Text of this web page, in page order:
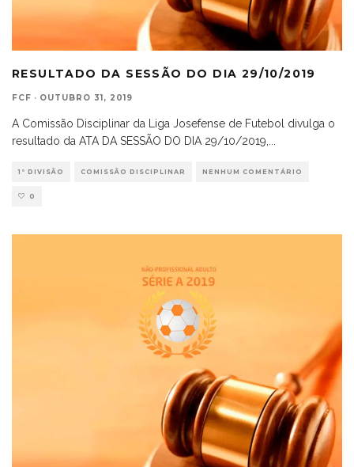
RESULTADO DA SESSÃO DO DIA 29/10/2019
FCF · OUTUBRO 31, 2019
A Comissão Disciplinar da Liga Josefense de Futebol divulga o
resultado da ATA DA SESSÃO DO DIA 29/10/2019,
1ª DIVISÃO COMISSÃO DISCIPLINAR NENHUM COMENTÁRIO
0